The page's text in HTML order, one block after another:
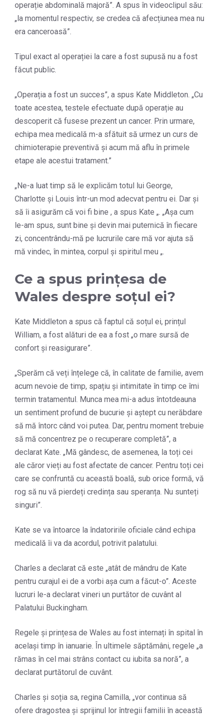
operație abdominală majoră”. A spus în videoclipul său:
„la momentul respectiv, se credea că afecțiunea mea nu
era canceroasă”.
Tipul exact al operației la care a fost supusă nu a fost
făcut public.
„Operația a fost un succes”, a spus Kate Middleton. „Cu
toate acestea, testele efectuate după operație au
descoperit că fusese prezent un cancer. Prin urmare,
echipa mea medicală m-a sfătuit să urmez un curs de
chimioterapie preventivă și acum mă aflu în primele
etape ale acestui tratament.”
„Ne-a luat timp să le explicăm totul lui George,
Charlotte și Louis într-un mod adecvat pentru ei. Dar și
să îi asigurăm că voi fi bine , a spus Kate „. „Așa cum
le-am spus, sunt bine și devin mai puternică în fiecare
zi, concentrându-mă pe lucrurile care mă vor ajuta să
mă vindec, în mintea, corpul și spiritul meu „.
Ce a spus prințesa de
Wales despre soțul ei?
Kate Middleton a spus că faptul că soțul ei, prințul
William, a fost alături de ea a fost „o mare sursă de
confort și reasigurare”.
„Sperăm că veți înțelege că, în calitate de familie, avem
acum nevoie de timp, spațiu și intimitate în timp ce îmi
termin tratamentul. Munca mea mi-a adus întotdeauna
un sentiment profund de bucurie și aștept cu nerăbdare
să mă întorc când voi putea. Dar, pentru moment trebuie
să mă concentrez pe o recuperare completă”, a
declarat Kate. „Mă gândesc, de asemenea, la toți cei
ale căror vieți au fost afectate de cancer. Pentru toți cei
care se confruntă cu această boală, sub orice formă, vă
rog să nu vă pierdeți credința sau speranța. Nu sunteți
singuri”.
Kate se va întoarce la îndatoririle oficiale când echipa
medicală îi va da acordul, potrivit palatului.
Charles a declarat că este „atât de mândru de Kate
pentru curajul ei de a vorbi așa cum a făcut-o”. Aceste
lucruri le-a declarat vineri un purtător de cuvânt al
Palatului Buckingham.
Regele și prințesa de Wales au fost internați în spital în
același timp în ianuarie. În ultimele săptămâni, regele „a
rămas în cel mai strâns contact cu iubita sa noră”, a
declarat purtătorul de cuvânt.
Charles și soția sa, regina Camilla, „vor continua să
ofere dragostea și sprijinul lor întregii familii în această